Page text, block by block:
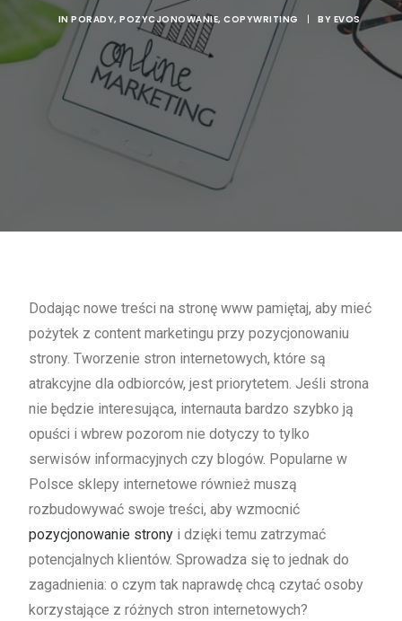
IN PORADY, POZYCJONOWANIE, COPYWRITING | BY EVOS
Dodając nowe treści na stronę www pamiętaj, aby mieć
pożytek z content marketingu przy pozycjonowaniu
strony. Tworzenie stron internetowych, które są
atrakcyjne dla odbiorców, jest priorytetem. Jeśli strona
nie będzie interesująca, internauta bardzo szybko ją
opuści i wbrew pozorom nie dotyczy to tylko
serwisów informacyjnych czy blogów. Popularne w
Polsce sklepy internetowe również muszą
rozbudowywać swoje treści, aby wzmocnić
pozycjonowanie strony i dzięki temu zatrzymać
potencjalnych klientów. Sprowadza się to jednak do
zagadnienia: o czym tak naprawdę chcą czytać osoby
korzystające z różnych stron internetowych?